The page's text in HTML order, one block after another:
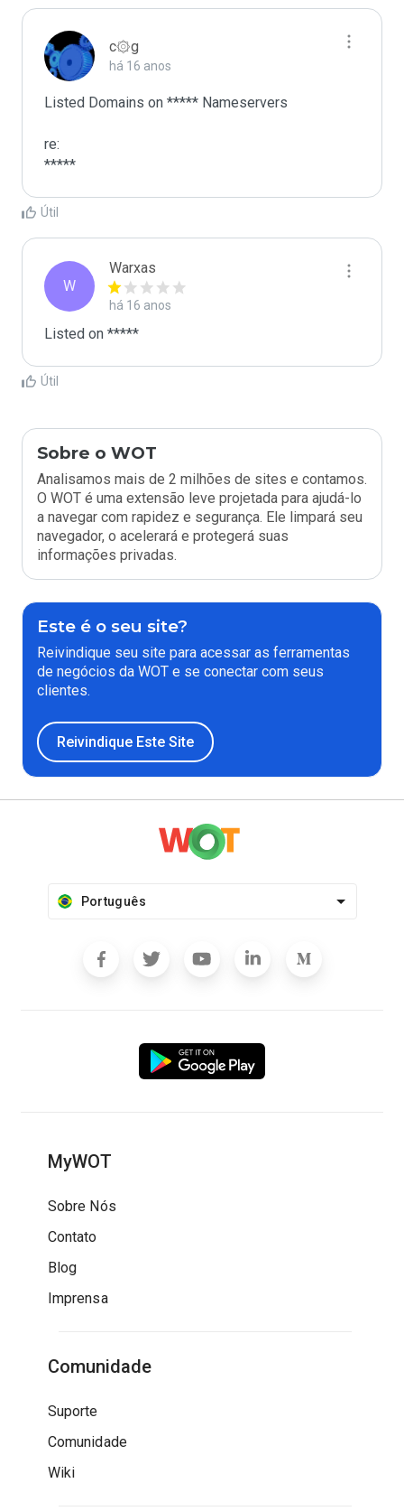
c۞g
há 16 anos
Listed Domains on ***** Nameservers
re:
*****
Útil
W
Warxas
há 16 anos
Listed on *****
Útil
Sobre o WOT
Analisamos mais de 2 milhões de sites e contamos.
O WOT é uma extensão leve projetada para ajudá-lo
a navegar com rapidez e segurança. Ele limpará seu
navegador, o acelerará e protegerá suas
informações privadas.
Este é o seu site?
Reivindique seu site para acessar as ferramentas
de negócios da WOT e se conectar com seus
clientes.
Reivindique Este Site
Português
MyWOT
Sobre Nós
Contato
Blog
Imprensa
Comunidade
Suporte
Comunidade
Wiki